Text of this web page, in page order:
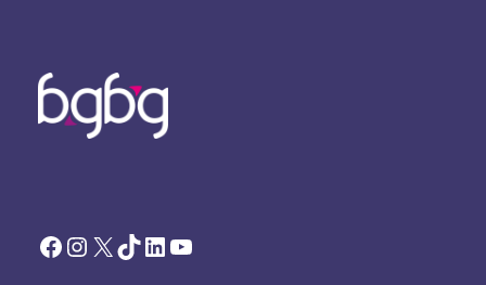
Facebook Instagram X TikTok LinkedIn YouTube